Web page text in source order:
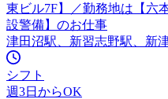
東ビル7F】／勤務地は【六
設警備】のお仕事
津田沼駅、新習志野駅、新
シフト
週3日からOK